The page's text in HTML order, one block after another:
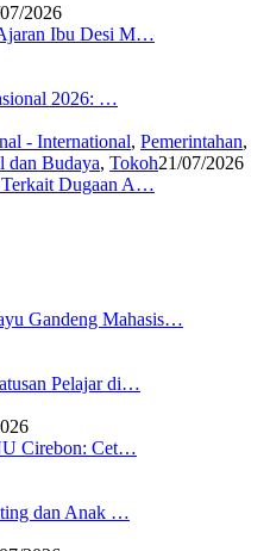
2026
Ibu Desi M…
2026: …
- International, Pemerintahan,
dan Budaya, Tokoh21/07/2026
Dugaan A…
Gandeng Mahasis…
Pelajar di…
Cirebon: Cet…
dan Anak …